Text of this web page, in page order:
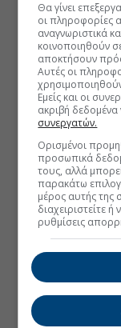
Θα γίνει
οι πληροφορίες
αναγνωριστικά
κοινοποιηθούν
αποκτήσουν
Αυτές οι
Εμείς και οι
ακριβή
συνεργατών.
Ορισμένοι
προσωπικά
τους, αλλά
παρακάτω
μέρος αυτής της
διαχειριστείτε
ρυθμίσεις